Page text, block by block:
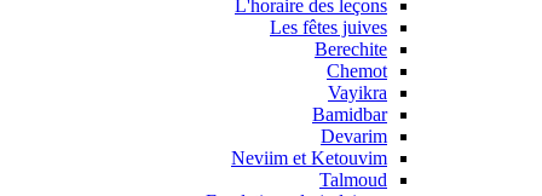
L'horaire des leçons
Les fêtes juives
Berechite
Chemot
Vayikra
Bamidbar
Devarim
Neviim et Ketouvim
Talmoud